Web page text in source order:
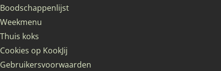
Boodschappenlijst
Weekmenu
Thuis koks
Cookies op KookJij
Gebruikersvoorwaarden